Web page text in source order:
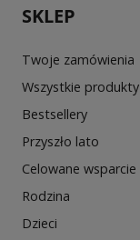
SKLEP
Twoje zamówienia
Wszystkie produkty
Bestsellery
Przyszło lato
Celowane wsparcie
Rodzina
Dzieci